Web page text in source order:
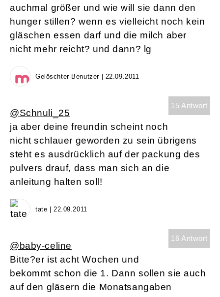
auchmal größer und wie will sie dann den
hunger stillen? wenn es vielleicht noch kein
gläschen essen darf und die milch aber
nicht mehr reicht? und dann? lg
Gelöschter Benutzer | 22.09.2011
15 Antwort
@Schnuli_25
ja aber deine freundin scheint noch
nicht schlauer geworden zu sein übrigens
steht es ausdrücklich auf der packung des
pulvers drauf, dass man sich an die
anleitung halten soll!
tate | 22.09.2011
16 Antwort
@baby-celine
Bitte?er ist acht Wochen und
bekommt schon die 1. Dann sollen sie auch
auf den gläsern die Monatsangaben